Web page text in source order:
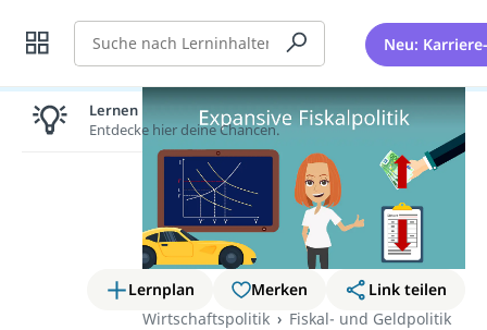
Suche Neu:
Lernplan Merken
Link teilen
Wirtschaftspolitik
Fiskal- und Geldpolitik
Lernen lohnt sich!
Entdecke hier deine Chancen.